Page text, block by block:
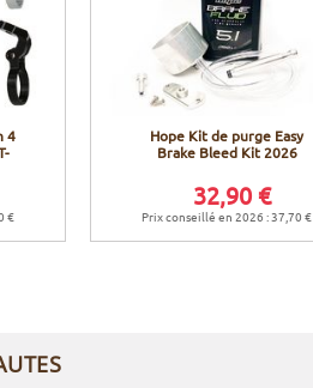
4
€
Hope Kit de purge Easy
Brake Bleed Kit 2026
32,90 €
Prix conseillé en 2026 : 37,70 €